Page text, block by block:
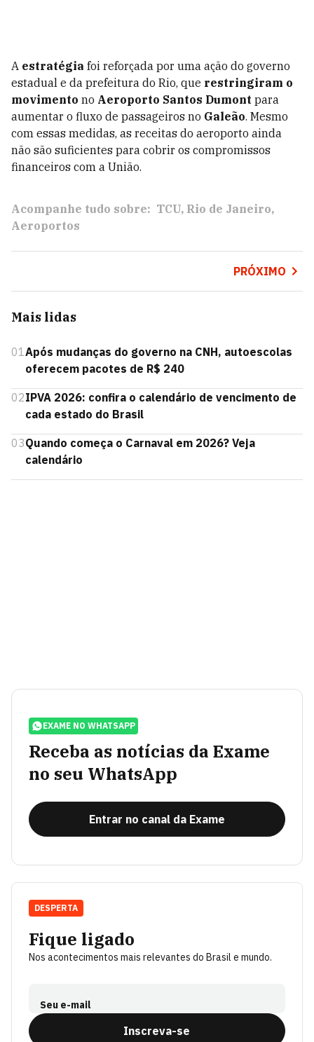
A estratégia foi reforçada por uma ação do governo
estadual e da prefeitura do Rio, que restringiram o
movimento no Aeroporto Santos Dumont para
aumentar o fluxo de passageiros no Galeão. Mesmo
com essas medidas, as receitas do aeroporto ainda
não são suficientes para cobrir os compromissos
financeiros com a União.
Acompanhe tudo sobre: TCU Rio de Janeiro
Aeroportos
PRÓXIMO
Mais lidas
01Após mudanças do governo na CNH, autoescolas
oferecem pacotes de R$ 240
02IPVA 2026: confira o calendário de vencimento de
cada estado do Brasil
03Quando começa o Carnaval em 2026? Veja
calendário
EXAME NO WHATSAPP
Receba as notícias da Exame
no seu WhatsApp
Entrar no canal da Exame
Fique ligado
Nos acontecimentos mais relevantes do Brasil e mundo.
Seu e-mail
Inscreva-se
DESPERTA